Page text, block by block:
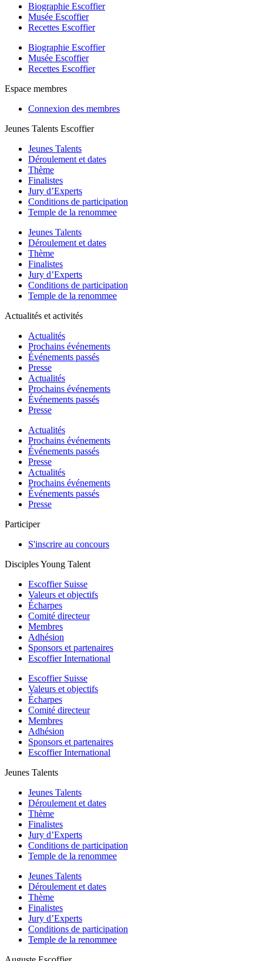
Biographie Escoffier
Musée Escoffier
Recettes Escoffier
Biographie Escoffier
Musée Escoffier
Recettes Escoffier
Espace membres
Connexion des membres
Jeunes Talents Escoffier
Jeunes Talents
Déroulement et dates
Thème
Finalistes
Jury d’Experts
Conditions de participation
Temple de la renommee
Jeunes Talents
Déroulement et dates
Thème
Finalistes
Jury d’Experts
Conditions de participation
Temple de la renommee
Actualités et activités
Actualités
Prochains événements
Événements passés
Presse
Actualités
Prochains événements
Événements passés
Presse
Actualités
Prochains événements
Événements passés
Presse
Actualités
Prochains événements
Événements passés
Presse
Participer
S'inscrire au concours
Disciples Young Talent
Escoffier Suisse
Valeurs et objectifs
Écharpes
Comité directeur
Membres
Adhésion
Sponsors et partenaires
Escoffier International
Escoffier Suisse
Valeurs et objectifs
Écharpes
Comité directeur
Membres
Adhésion
Sponsors et partenaires
Escoffier International
Jeunes Talents
Jeunes Talents
Déroulement et dates
Thème
Finalistes
Jury d’Experts
Conditions de participation
Temple de la renommee
Jeunes Talents
Déroulement et dates
Thème
Finalistes
Jury d’Experts
Conditions de participation
Temple de la renommee